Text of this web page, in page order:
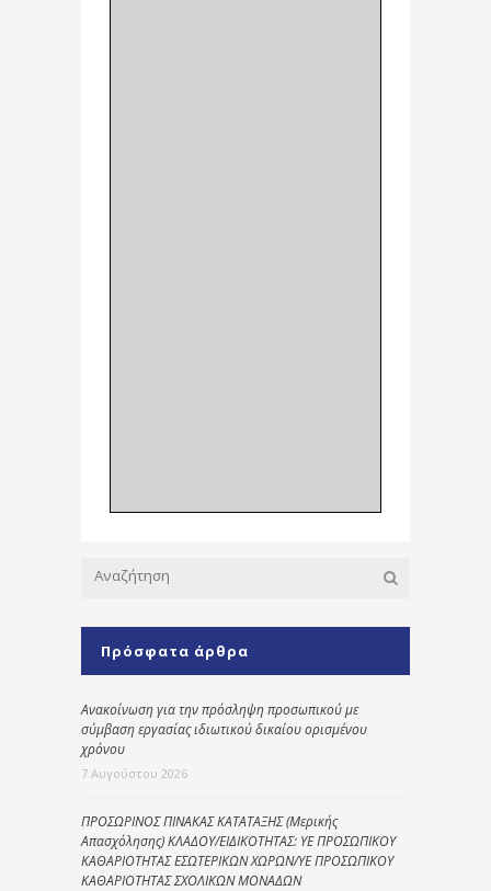
Πρόσφατα άρθρα
Ανακοίνωση για την πρόσληψη προσωπικού με
σύμβαση εργασίας ιδιωτικού δικαίου ορισμένου
χρόνου
7 Αυγούστου 2026
ΠΡΟΣΩΡΙΝΟΣ ΠΙΝΑΚΑΣ ΚΑΤΑΤΑΞΗΣ (Μερικής
Απασχόλησης) ΚΛΑΔΟΥ/ΕΙΔΙΚΟΤΗΤΑΣ: ΥΕ ΠΡΟΣΩΠΙΚΟΥ
ΚΑΘΑΡΙΟΤΗΤΑΣ ΕΣΩΤΕΡΙΚΩΝ ΧΩΡΩΝ/ΥΕ ΠΡΟΣΩΠΙΚΟΥ
ΚΑΘΑΡΙΟΤΗΤΑΣ ΣΧΟΛΙΚΩΝ ΜΟΝΑΔΩΝ